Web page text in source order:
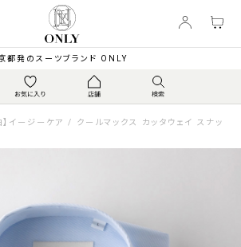
都発のスーツブランド ONLY
】イージーケア / クールマックス カッタウェイ スナップ